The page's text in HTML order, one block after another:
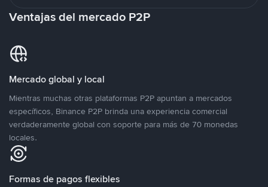
Ventajas del mercado P2P
Mercado global y local
Mientras muchas otras plataformas P2P apuntan a mercados
específicos, Binance P2P brinda una experiencia comercial
verdaderamente global con soporte para más de 70 monedas
locales.
Formas de pagos flexibles